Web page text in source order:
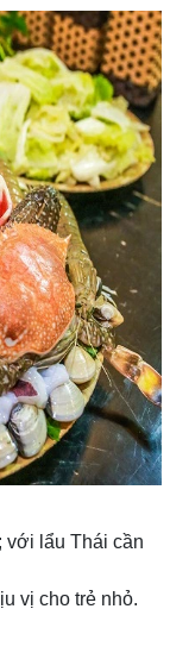
với lẩu Thái cần
vị cho trẻ nhỏ.